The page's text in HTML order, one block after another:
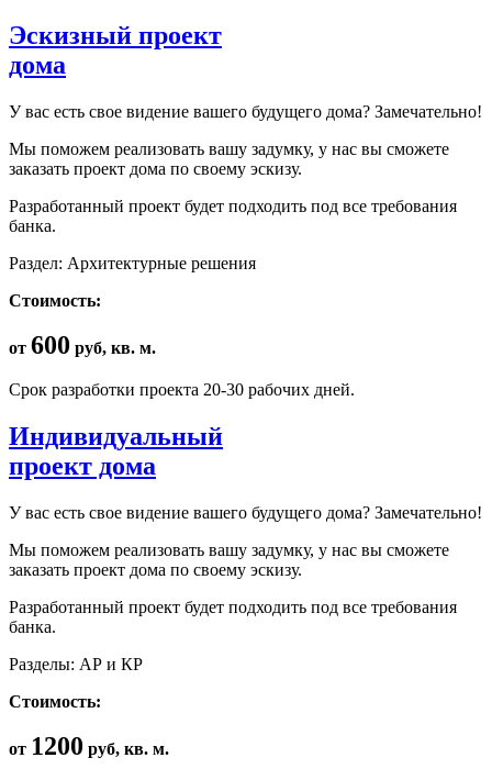
Эскизный проект
дома
У вас есть свое видение вашего будущего дома? Замечательно!
Мы поможем реализовать вашу задумку, у нас вы сможете
заказать проект дома по своему эскизу.
Разработанный проект будет подходить под все требования
банка.
Раздел: Архитектурные решения
Стоимость:
от 600 руб, кв. м.
Срок разработки проекта 20-30 рабочих дней.
Индивидуальный
проект дома
У вас есть свое видение вашего будущего дома? Замечательно!
Мы поможем реализовать вашу задумку, у нас вы сможете
заказать проект дома по своему эскизу.
Разработанный проект будет подходить под все требования
банка.
Разделы: АР и КР
Стоимость:
от 1200 руб, кв. м.